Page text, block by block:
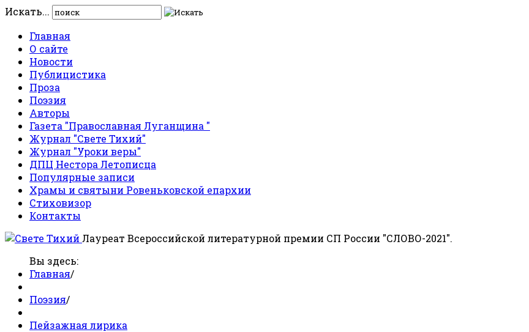
Искать...
Главная
О сайте
Новости
Публицистика
Проза
Поэзия
Авторы
Газета "Православная Луганщина "
Журнал "Свете Тихий"
Журнал "Уроки веры"
ДПЦ Нестора Летописца
Популярные записи
Храмы и святыни Ровеньковской епархии
Стиховизор
Контакты
Лауреат Всероссийской литературной премии СП России "СЛОВО-2021".
Вы здесь:
Главная/
Поэзия/
Пейзажная лирика